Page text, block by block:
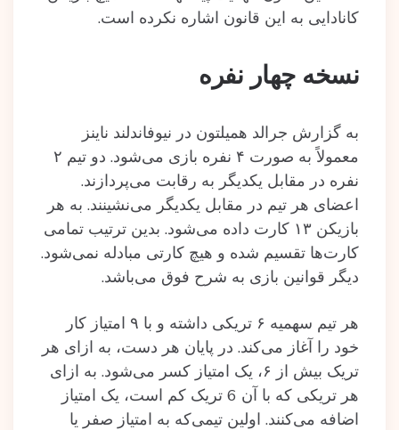
کانادایی به این قانون اشاره نکرده است.
نسخه چهار نفره
به گزارش جرالد همیلتون در نیوفاندلند ناینز
معمولاً به صورت ۴ نفره بازی می‌شود. دو تیم ۲
نفره در مقابل یکدیگر به رقابت می‌پردازند.
اعضای هر تیم در مقابل یکدیگر می‌نشینند. به هر
بازیکن ۱۳ کارت داده می‌شود. بدین ترتیب تمامی
کارت‌ها تقسیم شده و هیچ کارتی مبادله نمی‌شود.
دیگر قوانین بازی به شرح فوق می‌باشد.
هر تیم سهمیه ۶ تریکی داشته و با ۹ امتیاز کار
خود را آغاز می‌کند. در پایان هر دست، به ازای هر
تریک بیش از ۶، یک امتیاز کسر می‌شود. به ازای
هر تریکی که با آن 6 تریک کم است، یک امتیاز
اضافه می‌کنند. اولین تیمی‌که به امتیاز صفر یا